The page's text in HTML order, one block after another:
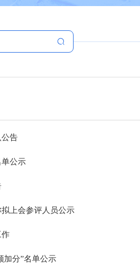
公告
公示
上会参评人员公示​
作
加分”名单公示